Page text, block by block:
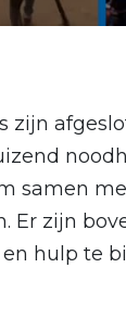
zijn
samen
Er zijn
hulp te